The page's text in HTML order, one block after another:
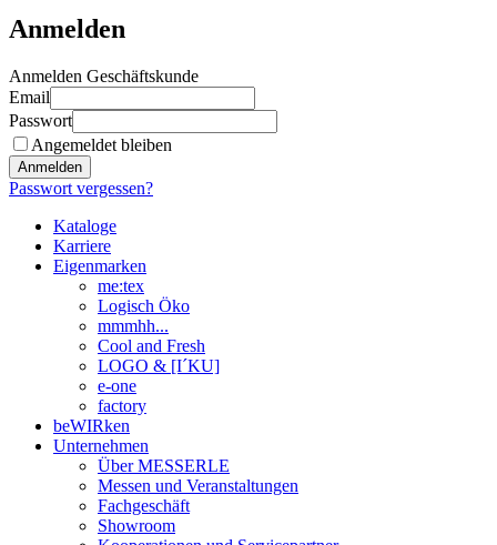
Anmelden
Anmelden Geschäftskunde
Email
Passwort
Angemeldet bleiben
Anmelden
Passwort vergessen?
Kataloge
Karriere
Eigenmarken
me:tex
Logisch Öko
mmmhh...
Cool and Fresh
LOGO & [I´KU]
e-one
factory
beWIRken
Unternehmen
Über MESSERLE
Messen und Veranstaltungen
Fachgeschäft
Showroom